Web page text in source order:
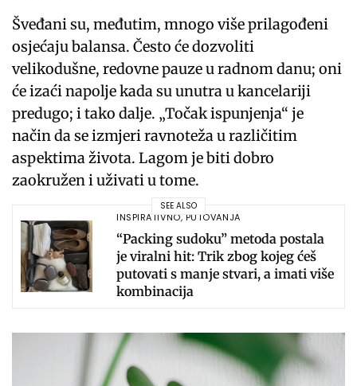
Šveđani su, međutim, mnogo više prilagođeni
osjećaju balansa. Često će dozvoliti
velikodušne, redovne pauze u radnom danu; oni
će izaći napolje kada su unutra u kancelariji
predugo; i tako dalje. „Točak ispunjenja“ je
način da se izmjeri ravnoteža u različitim
aspektima života. Lagom je biti dobro
zaokružen i uživati ​​u tome.
SEE ALSO
INSPIRATIVNO, PUTOVANJA
“Packing sudoku” metoda postala
je viralni hit: Trik zbog kojeg ćeš
putovati s manje stvari, a imati više
kombinacija